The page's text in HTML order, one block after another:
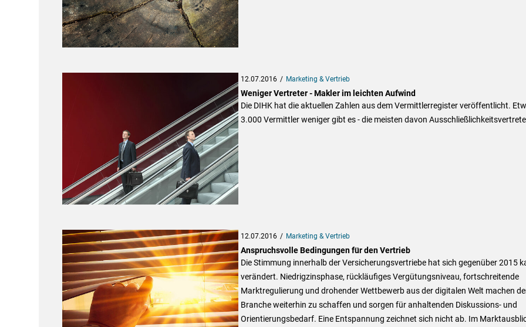
12.07.2016 Marketing & Vertrieb
Weniger Vertreter - Makler im leichten Aufwind
Die DIHK hat die aktuellen Zahlen aus dem Vermittlerregister veröffentlicht.
3.000 Vermittler weniger gibt es - die meisten davon
12.07.2016 Marketing & Vertrieb
Anspruchsvolle Bedingungen für den Vertrieb
Die Stimmung innerhalb der Versicherungsvertriebe hat sich gegenüber 2015
verändert. Niedrigzinsphase, rückläufiges Vergütungsniveau, fortschreitende
Marktregulierung und drohender Wettbewerb aus der digitalen Welt machen
Branche weiterhin zu schaffen und sorgen für anhaltenden Diskussions- und
Orientierungsbedarf. Eine Entspannung zeichnet sich nicht ab. Im